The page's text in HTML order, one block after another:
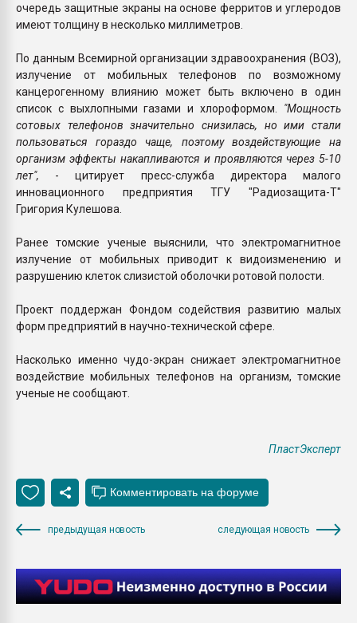
очередь защитные экраны на основе ферритов и углеродов
имеют толщину в несколько миллиметров.
По данным Всемирной организации здравоохранения (ВОЗ),
излучение от мобильных телефонов по возможному
канцерогенному влиянию может быть включено в один
список с выхлопными газами и хлороформом. "Мощность
сотовых телефонов значительно снизилась, но ими стали
пользоваться гораздо чаще, поэтому воздействующие на
организм эффекты накапливаются и проявляются через 5-10
лет", - цитирует пресс-служба директора малого
инновационного предприятия ТГУ "Радиозащита-Т"
Григория Кулешова.
Ранее томские ученые выяснили, что электромагнитное
излучение от мобильных приводит к видоизменению и
разрушению клеток слизистой оболочки ротовой полости.
Проект поддержан Фондом содействия развитию малых
форм предприятий в научно-технической сфере.
Насколько именно чудо-экран снижает электромагнитное
воздействие мобильных телефонов на организм, томские
ученые не сообщают.
ПластЭксперт
предыдущая новость следующая новость